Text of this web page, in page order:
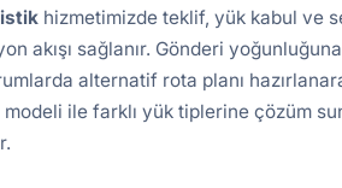
hizmetimizde teklif, yük kabul ve
akışı sağlanır. Gönderi
alternatif rota planı
ile farklı yük tiplerine çözüm